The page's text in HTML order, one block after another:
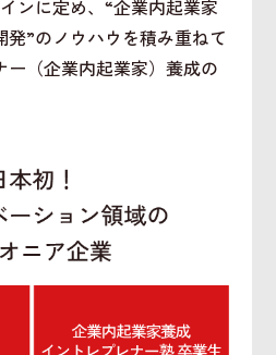
ンに定め、“企業内起業家
発”のノウハウを積み重ねて
ー（企業内起業家）養成の